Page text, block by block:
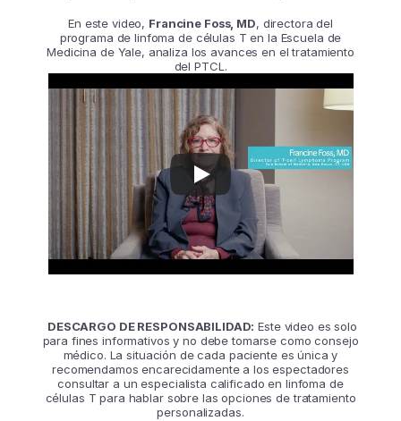
En este video, Francine Foss, MD, directora del
programa de linfoma de células T en la Escuela de
Medicina de Yale, analiza los avances en el tratamiento
del PTCL.
DESCARGO DE RESPONSABILIDAD: Este video es solo
para fines informativos y no debe tomarse como consejo
médico. La situación de cada paciente es única y
recomendamos encarecidamente a los espectadores
consultar a un especialista calificado en linfoma de
células T para hablar sobre las opciones de tratamiento
personalizadas.